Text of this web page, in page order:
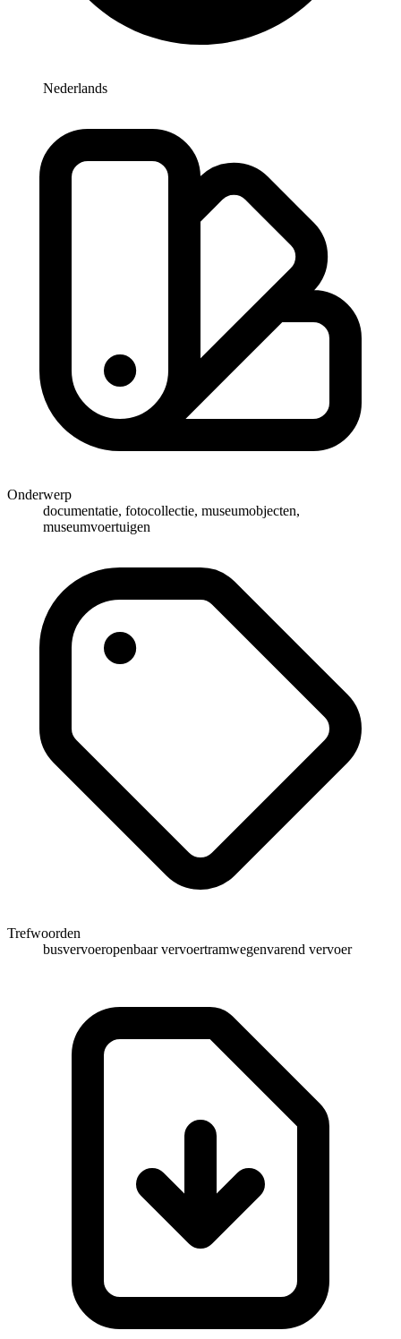
Nederlands
Onderwerp
documentatie, fotocollectie, museumobjecten,
museumvoertuigen
Trefwoorden
busvervoeropenbaar vervoertramwegenvarend vervoer